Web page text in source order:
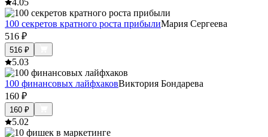
100 секретов кратного роста прибылиМария Сергеева
516 ₽
516 ₽
5.03
100 финансовых лайфхаковВиктория Бондарева
160 ₽
160 ₽
5.02